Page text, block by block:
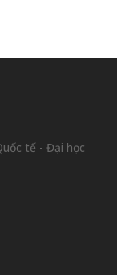
tế - Đại học